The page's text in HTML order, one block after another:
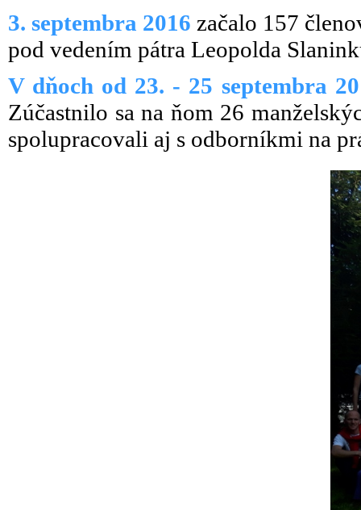
3. septembra 2016 začalo 157
pod vedením pátra Leopolda
V dňoch od 23. - 25 septembra
Zúčastnilo sa na ňom 26
spolupracovali aj s odborníkmi na